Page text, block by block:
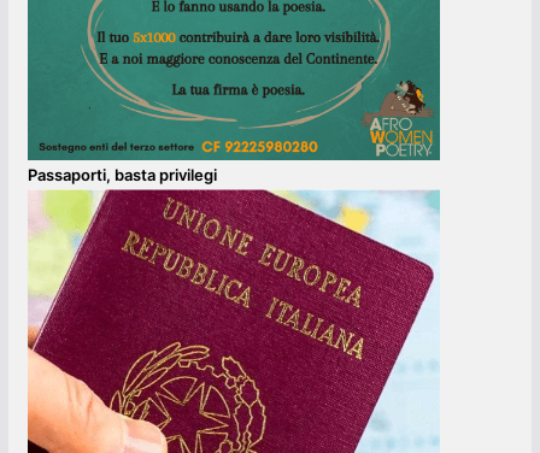
Passaporti, basta privilegi